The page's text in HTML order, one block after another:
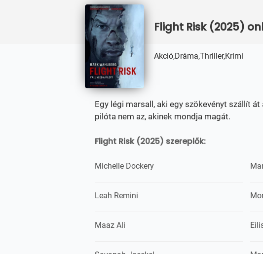
Flight Risk (2025)
Akció,Dráma,Thriller,Krimi
Egy légi marsall, aki egy szökevényt szállít
pilóta nem az, akinek mondja magát.
Flight Risk (2025) szereplők:
Michelle Dockery
Leah Remini
Maaz Ali